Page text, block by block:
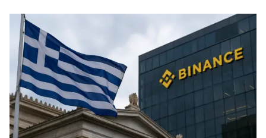
mladších lidí a zlepšit dlouhodobý čistý výnos
penzijních úspor. Tyto cíle jsou legitimní. Nižší
poplatky samy o sobě ale nejsou dostačující kritérium
úspěchu.